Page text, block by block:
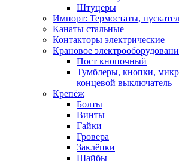
Штуцеры
Импорт: Термостаты,
Канаты стальные
Контакторы электрические
Крановое
Пост кнопочный
Тумблеры, кнопки,
концевой выключатель
Крепёж
Болты
Винты
Гайки
Гровера
Заклёпки
Шайбы